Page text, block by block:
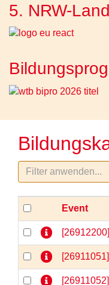
5. NRW-
Event